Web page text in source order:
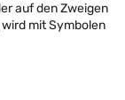
auf den Zweigen
mit Symbolen